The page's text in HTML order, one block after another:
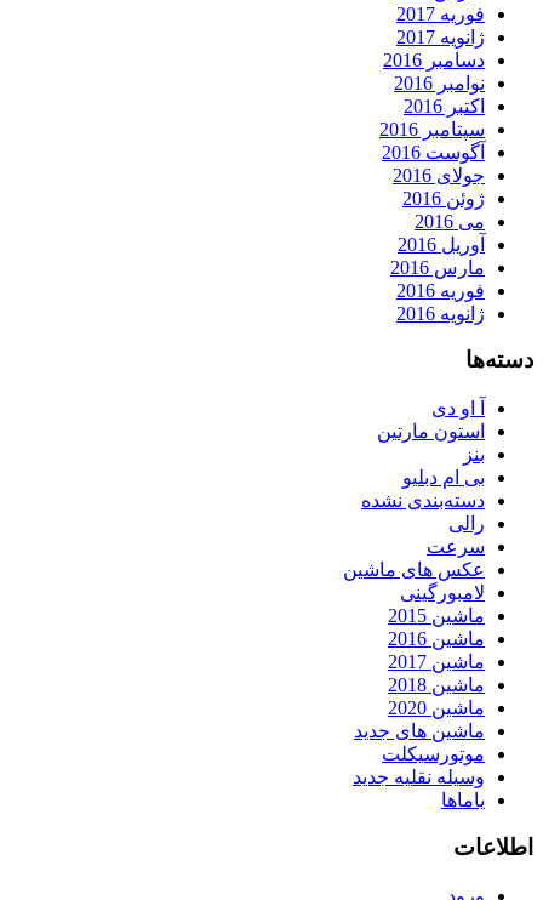
فوریه 2017
ژانویه 2017
دسامبر 2016
نوامبر 2016
اکتبر 2016
سپتامبر 2016
آگوست 2016
جولای 2016
ژوئن 2016
می 2016
آوریل 2016
مارس 2016
فوریه 2016
ژانویه 2016
دسته‌ها
آ او دی
استون مارتین
بنز
بی ام دبلیو
دسته‌بندی نشده
رالی
سرعت
عکس های ماشین
لامبورگینی
ماشین 2015
ماشین 2016
ماشین 2017
ماشین 2018
ماشین 2020
ماشین های جدید
موتورسیکلت
وسیله نقلیه جدید
یاماها
اطلاعات
ورود